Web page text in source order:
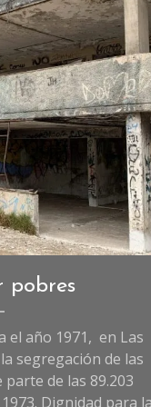
,
pobres
el año 1971, en Las
segregación de las
de las 89.203
Dignidad para